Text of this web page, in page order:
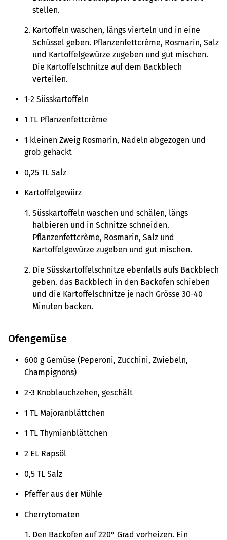
stellen.
Kartoffeln waschen, längs vierteln und in eine
Schüssel geben. Pflanzenfettcrème, Rosmarin, Salz
und Kartoffelgewürze zugeben und gut mischen.
Die Kartoffelschnitze auf dem Backblech
verteilen.
1-2 Süsskartoffeln
1 TL Pflanzenfettcrème
1 kleinen Zweig Rosmarin, Nadeln abgezogen und
grob gehackt
0,25 TL Salz
Kartoffelgewürz
Süsskartoffeln waschen und schälen, längs
halbieren und in Schnitze schneiden.
Pflanzenfettcrème, Rosmarin, Salz und
Kartoffelgewürze zugeben und gut mischen.
Die Süsskartoffelschnitze ebenfalls aufs Backblech
geben. das Backblech in den Backofen schieben
und die Kartoffelschnitze je nach Grösse 30-40
Minuten backen.
Ofengemüse
600 g Gemüse (Peperoni, Zucchini, Zwiebeln,
Champignons)
2-3 Knoblauchzehen, geschält
1 TL Majoranblättchen
1 TL Thymianblättchen
2 EL Rapsöl
0,5 TL Salz
Pfeffer aus der Mühle
Cherrytomaten
Den Backofen auf 220° Grad vorheizen. Ein